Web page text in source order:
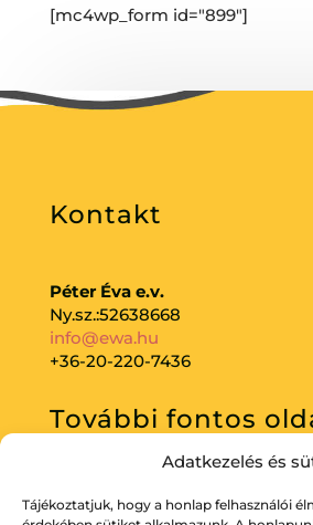
Adatkezelés és
Tájékoztatjuk, hogy a honlap felhasználói
[mc4wp_form id="899"]
Kontakt
Péter Éva e.v.
Ny.sz.:52638668
info@ewa.hu
+36-20-220-7436
További fontos